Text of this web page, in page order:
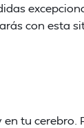
con esta
tu cerebro.